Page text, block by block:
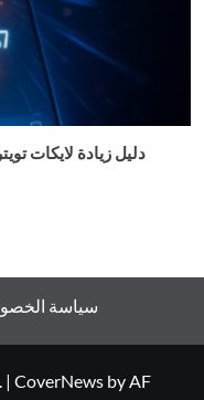
دليل زيادة لايكات
سياسة
| CoverNews by AF